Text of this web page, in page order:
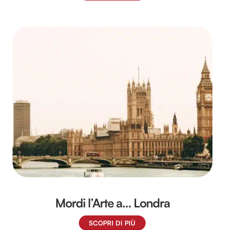
Mordi l’Arte a… Londra
SCOPRI DI PIÙ